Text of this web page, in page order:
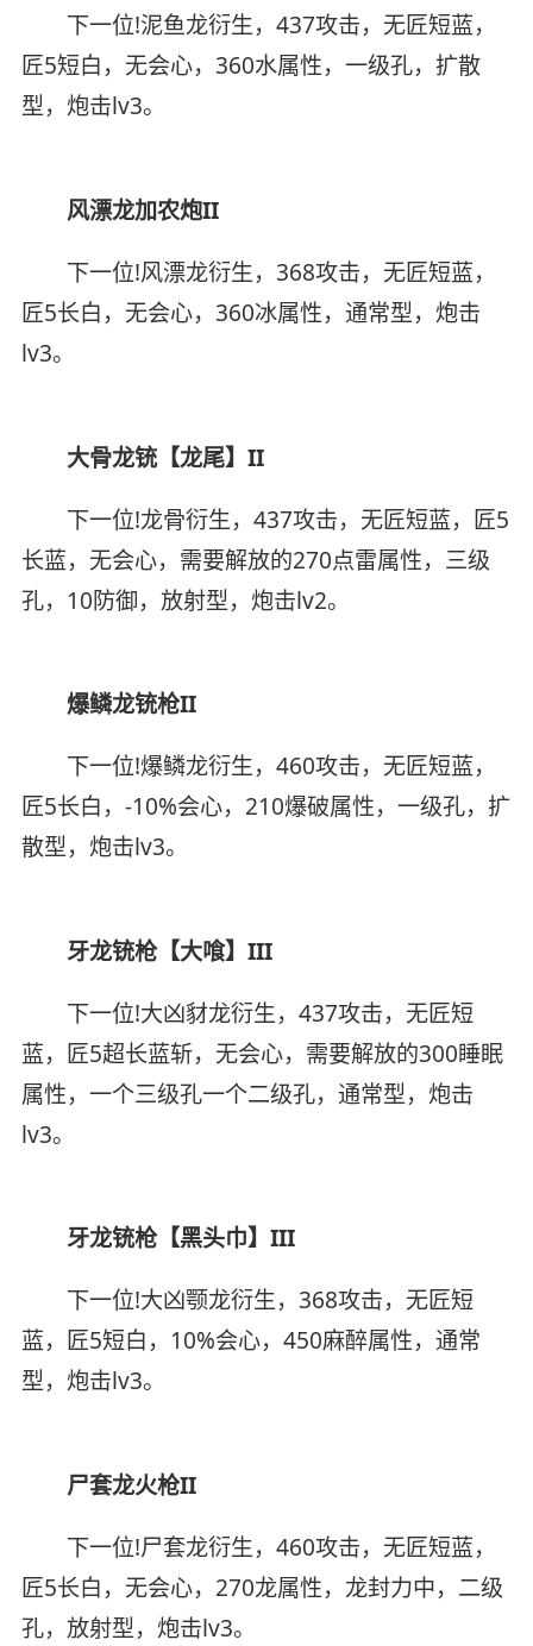
下一位!泥鱼龙衍生，437攻击，无匠短蓝，
匠5短白，无会心，360水属性，一级孔，扩散
型，炮击lv3。
风漂龙加农炮II
下一位!风漂龙衍生，368攻击，无匠短蓝，
匠5长白，无会心，360冰属性，通常型，炮击
lv3。
大骨龙铳【龙尾】II
下一位!龙骨衍生，437攻击，无匠短蓝，匠5
长蓝，无会心，需要解放的270点雷属性，三级
孔，10防御，放射型，炮击lv2。
爆鳞龙铳枪II
下一位!爆鳞龙衍生，460攻击，无匠短蓝，
匠5长白，-10%会心，210爆破属性，一级孔，扩
散型，炮击lv3。
牙龙铳枪【大喰】III
下一位!大凶豺龙衍生，437攻击，无匠短
蓝，匠5超长蓝斩，无会心，需要解放的300睡眠
属性，一个三级孔一个二级孔，通常型，炮击
lv3。
牙龙铳枪【黑头巾】III
下一位!大凶颚龙衍生，368攻击，无匠短
蓝，匠5短白，10%会心，450麻醉属性，通常
型，炮击lv3。
尸套龙火枪II
下一位!尸套龙衍生，460攻击，无匠短蓝，
匠5长白，无会心，270龙属性，龙封力中，二级
孔，放射型，炮击lv3。